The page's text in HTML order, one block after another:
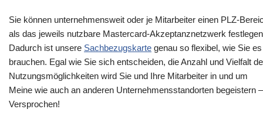
Sie können unternehmensweit oder je Mitarbeiter einen PLZ-
als das jeweils nutzbare Mastercard-Akzeptanznetzwerk
Dadurch ist unsere Sachbezugskarte genau so flexibel, wie Sie es
brauchen. Egal wie Sie sich entscheiden, die Anzahl und Vielfalt
Nutzungsmöglichkeiten wird Sie und Ihre Mitarbeiter in und um
Meine wie auch an anderen Unternehmensstandorten begeistern –
Versprochen!